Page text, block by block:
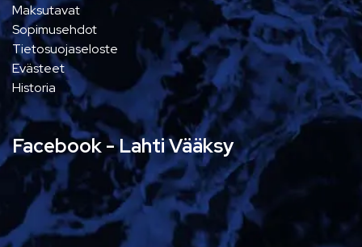
Maksutavat
Sopimusehdot
Tietosuojaseloste
Evästeet
Historia
Facebook - Lahti Vääksy